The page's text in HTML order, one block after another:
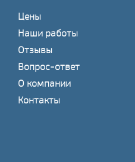
Цены
Наши работы
Отзывы
Вопрос-ответ
О компании
Контакты